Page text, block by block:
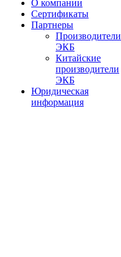
О компании
Сертификаты
Партнеры
Производители
ЭКБ
Китайские
производители
ЭКБ
Юридическая
информация